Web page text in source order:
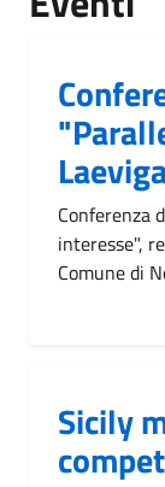
Conferenza
interesse",
Comune di
Sicily